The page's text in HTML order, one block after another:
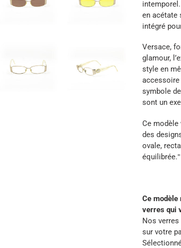
en acétate
intégré
Versace,
glamour,
style en
accessoire
symbole
sont un
Ce modèle
des
ovale,
équilibrée."
Ce
verres qui
Nos
sur votre